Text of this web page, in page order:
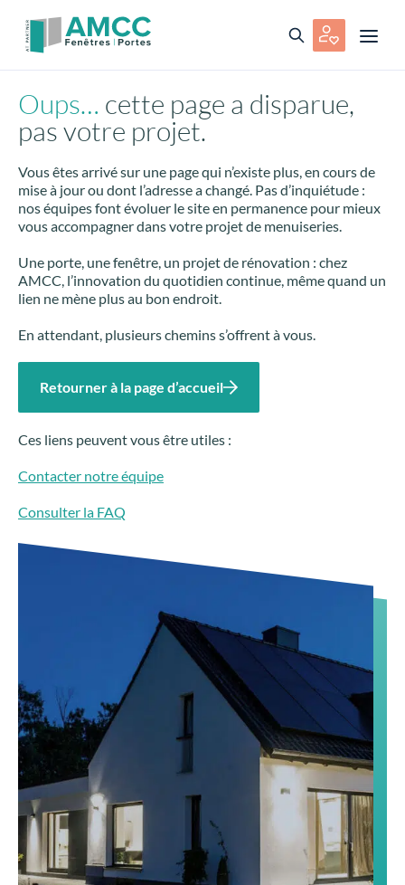
Oups… cette page a disparue,
pas votre projet.
Vous êtes arrivé sur une page qui n’existe plus, en cours de
mise à jour ou dont l’adresse a changé. Pas d’inquiétude :
nos équipes font évoluer le site en permanence pour mieux
vous accompagner dans votre projet de menuiseries.
Une porte, une fenêtre, un projet de rénovation : chez
AMCC, l’innovation du quotidien continue, même quand un
lien ne mène plus au bon endroit.
En attendant, plusieurs chemins s’offrent à vous.
Retourner à la page d’accueil
Ces liens peuvent vous être utiles :
Contacter notre équipe
Consulter la FAQ